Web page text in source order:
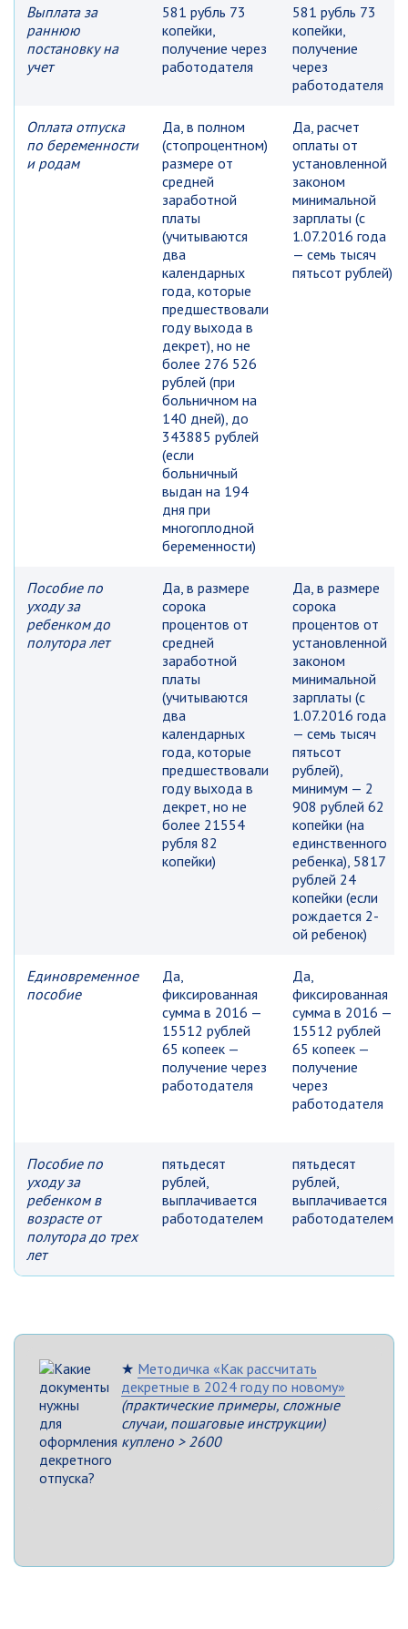
Выплата за
раннюю
постановку на
учет
581 рубль 73
копейки,
получение через
работодателя
581 рубль 73
копейки,
получение
через
работодателя
Оплата отпуска
по беременности
и родам
Да, в полном
(стопроцентном)
размере от
средней
заработной
платы
(учитываются
два
календарных
года, которые
предшествовали
году выхода в
декрет), но не
более 276 526
рублей (при
больничном на
140 дней), до
343885 рублей
(если
больничный
выдан на 194
дня при
многоплодной
беременности)
Да, расчет
оплаты от
установленной
законом
минимальной
зарплаты (с
1.07.2016 года
— семь тысяч
пятьсот рублей)
Пособие по
уходу за
ребенком до
полутора лет
Да, в размере
сорока
процентов от
средней
заработной
платы
(учитываются
два
календарных
года, которые
предшествовали
году выхода в
декрет, но не
более 21554
рубля 82
копейки)
Да, в размере
сорока
процентов от
установленной
законом
минимальной
зарплаты (с
1.07.2016 года
— семь тысяч
пятьсот
рублей),
минимум — 2
908 рублей 62
копейки (на
единственного
ребенка), 5817
рублей 24
копейки (если
рождается 2-
ой ребенок)
Единовременное
пособие
Да,
фиксированная
сумма в 2016 —
15512 рублей
65 копеек —
получение через
работодателя
Да,
фиксированная
сумма в 2016 —
15512 рублей
65 копеек —
получение
через
работодателя
Пособие по
уходу за
ребенком в
возрасте от
полутора до трех
лет
пятьдесят
рублей,
выплачивается
работодателем
пятьдесят
рублей,
выплачивается
работодателем
★ Методичка «Как рассчитать
декретные в 2024 году по новому»
(практические примеры, сложные
случаи, пошаговые инструкции)
куплено > 2600